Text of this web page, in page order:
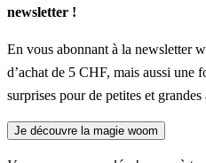
newsletter !
En vous abonnant à la newsletter
d’achat de 5 CHF, mais aussi une
surprises pour de petites et
Je découvre la magie woom